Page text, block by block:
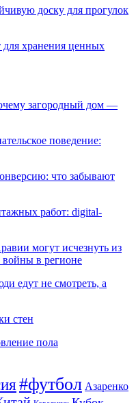
доску для прогулок
для хранения ценных
загородный дом —
поведение:
что забывают
работ: digital-
могут исчезнуть из
войны в регионе
едут не смотреть, а
стен
пола
#футбол Азаренко